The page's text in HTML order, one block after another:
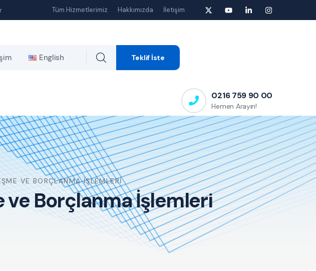
Tüm Hizmetlerimiz Hakkımızda İletişim
English Teklif İste
0216 759 90 00
Hemen Arayın!
VE BORÇLANMA İŞLEMLERI
ve Borçlanma İşlemleri